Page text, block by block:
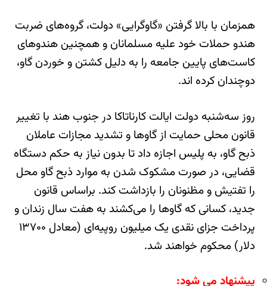
همزمان با بالا گرفتن «گاوگرایی» دولت، گروه‌های ضربت
هندو حملات خود علیه مسلمانان و همچنین هندوهای
کاست‌های پایین جامعه را به دلیل کشتن و خوردن گاو،
دوچندان کرده اند.
روز سه‌شنبه دولت ایالت کارناتاکا در جنوب هند با تغییر
قانون محلی حمایت از گاوها و تشدید مجازات عاملان
ذبح گاو، به پلیس اجازه داد تا بدون نیاز به حکم دستگاه
قضایی، در صورت مشکوک شدن به موارد ذبح گاو محل
را تفتیش و مظنونان را بازداشت کند. براساس قانون
جدید، کسانی که گاوها را می‌کشند به هفت سال زندان و
پرداخت جزای نقدی یک میلیون روپیه‌ای (معادل ۱۳۷۰۰
دلار) محکوم خواهند شد.
پیشنهاد می شود: